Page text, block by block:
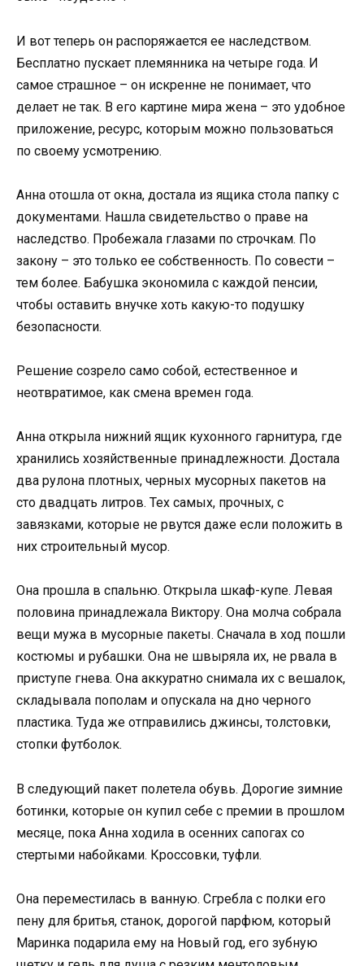
И вот теперь он распоряжается ее наследством.
Бесплатно пускает племянника на четыре года. И
самое страшное – он искренне не понимает, что
делает не так. В его картине мира жена – это удобное
приложение, ресурс, которым можно пользоваться
по своему усмотрению.
Анна отошла от окна, достала из ящика стола папку с
документами. Нашла свидетельство о праве на
наследство. Пробежала глазами по строчкам. По
закону – это только ее собственность. По совести –
тем более. Бабушка экономила с каждой пенсии,
чтобы оставить внучке хоть какую-то подушку
безопасности.
Решение созрело само собой, естественное и
неотвратимое, как смена времен года.
Анна открыла нижний ящик кухонного гарнитура, где
хранились хозяйственные принадлежности. Достала
два рулона плотных, черных мусорных пакетов на
сто двадцать литров. Тех самых, прочных, с
завязками, которые не рвутся даже если положить в
них строительный мусор.
Она прошла в спальню. Открыла шкаф-купе. Левая
половина принадлежала Виктору. Она молча собрала
вещи мужа в мусорные пакеты. Сначала в ход пошли
костюмы и рубашки. Она не швыряла их, не рвала в
приступе гнева. Она аккуратно снимала их с вешалок,
складывала пополам и опускала на дно черного
пластика. Туда же отправились джинсы, толстовки,
стопки футболок.
В следующий пакет полетела обувь. Дорогие зимние
ботинки, которые он купил себе с премии в прошлом
месяце, пока Анна ходила в осенних сапогах со
стертыми набойками. Кроссовки, туфли.
Она переместилась в ванную. Сгребла с полки его
пену для бритья, станок, дорогой парфюм, который
Маринка подарила ему на Новый год, его зубную